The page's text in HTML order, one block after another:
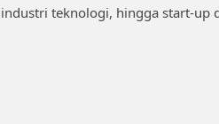
industri teknologi, hingga start-up